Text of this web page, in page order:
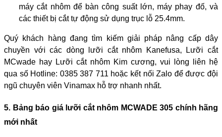
máy cắt nhôm để bàn công suất lớn, máy phay đố, và
các thiết bị cắt tự động sử dụng trục lỗ 25.4mm.
Quý khách hàng đang tìm kiếm giải pháp nâng cấp dây
chuyền với các dòng lưỡi cắt nhôm Kanefusa, Lưỡi cắt
MCwade hay Lưỡi cắt nhôm Kim cương, vui lòng liên hệ
qua số Hotline: 0385 387 711 hoặc kết nối Zalo để được đội
ngũ chuyên viên Vinamax hỗ trợ nhanh nhất.
5. Bảng báo giá lưỡi cắt nhôm MCWADE 305 chính hãng
mới nhất